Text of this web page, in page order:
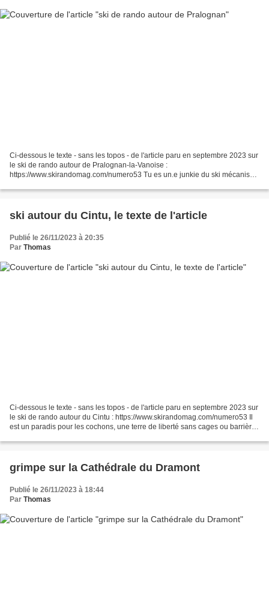
Ci-dessous le texte - sans les topos - de l'article paru en septembre 2023 sur
le ski de rando autour de Pralognan-la-Vanoise :
https://www.skirandomag.com/numero53 Tu es un.e junkie du ski mécanisé
ski autour du Cintu, le texte de l'article
Publié le 26/11/2023 à 20:35
Par Thomas
Ci-dessous le texte - sans les topos - de l'article paru en septembre 2023 sur
le ski de rando autour du Cintu : https://www.skirandomag.com/numero53 Il
est un paradis pour les cochons, une terre de liberté sans cages ou barrières
grimpe sur la Cathédrale du Dramont
Publié le 26/11/2023 à 18:44
Par Thomas